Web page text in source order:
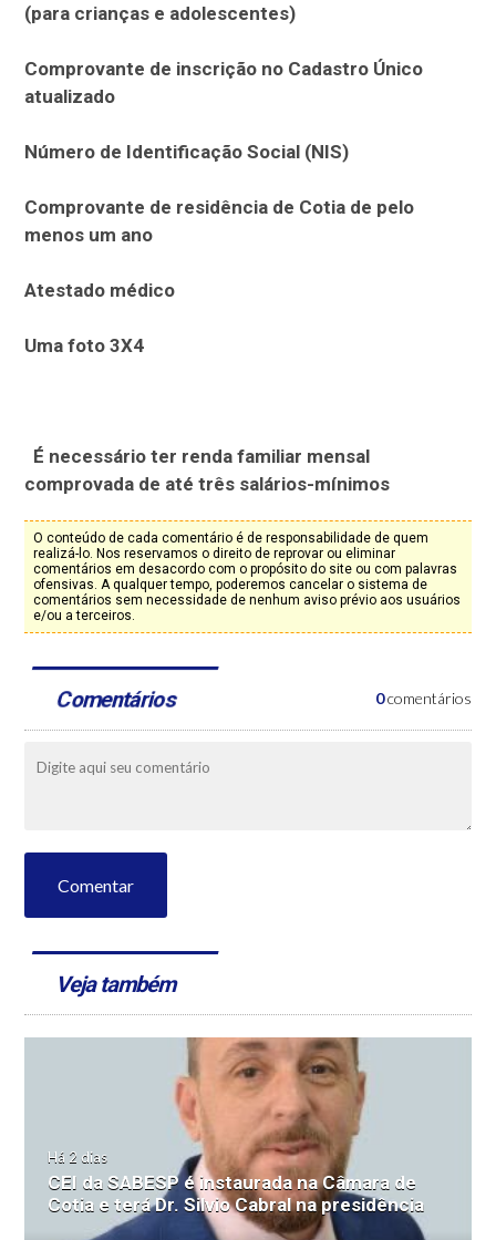
(para crianças e adolescentes)
Comprovante de inscrição no Cadastro Único
atualizado
Número de Identificação Social (NIS)
Comprovante de residência de Cotia de pelo
menos um ano
Atestado médico
Uma foto 3X4
É necessário ter renda familiar mensal
comprovada de até três salários-mínimos
O conteúdo de cada comentário é de responsabilidade de quem
realizá-lo. Nos reservamos o direito de reprovar ou eliminar
comentários em desacordo com o propósito do site ou com palavras
ofensivas. A qualquer tempo, poderemos cancelar o sistema de
comentários sem necessidade de nenhum aviso prévio aos usuários
e/ou a terceiros.
Comentários 0comentários
Comentar
Veja também
Há 2 dias
CEI da SABESP é instaurada na Câmara de
Cotia e terá Dr. Silvio Cabral na presidência